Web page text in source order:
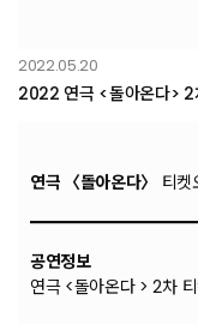
2022.05.20
2022 연극 <돌아온다> 2
연극 〈돌아온다〉 티켓
공연정보
연극 <돌아온다 > 2차